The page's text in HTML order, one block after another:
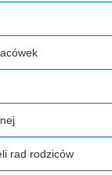
rad rodziców